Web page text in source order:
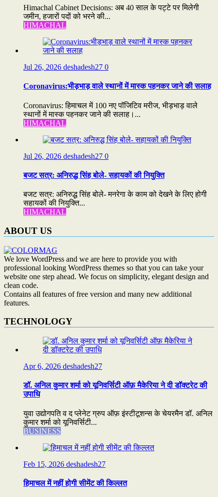
Himachal Cabinet Decisions: अब 40 साल के पट्टे पर मिलेगी
जमीन, हजारों पदों को भरने की...
HIMACHAL
Jul 26, 2026 deshadesh27 0
Coronavirus:भीड़भाड़ वाले स्थानों में मास्क पहनकर जाने की सलाह
Coronavirus: हिमाचल में 100 नए पॉजिटिव मरीज, भीड़भाड़ वाले
स्थानों में मास्क पहनकर जाने की सलाह।...
HIMACHAL
Jul 26, 2026 deshadesh27 0
बजट सत्र: अनिरुद्ध सिंह बोले- सहायकों की नियुक्ति
बजट सत्र: अनिरुद्ध सिंह बोले- मनरेगा के काम को देखने के लिए होगी
सहायकों की नियुक्ति...
HIMACHAL
ABOUT US
We love WordPress and we are here to provide you with
professional looking WordPress themes so that you can take your
website one step ahead. We focus on simplicity, elegant design and
clean code.
Contains all features of free version and many new additional
features.
TECHNOLOGY
Apr 6, 2026 deshadesh27
डॉ. अनिल कुमार शर्मा को यूनिवर्सिटी ऑफ़ मैकेरिया ने दी डॉक्टरेट की
उपाधि
युवा उद्योगपति व द प्लेनेट ग्रुप ऑफ़ इंस्टीटूशन्स के चेयरमैन डॉ. अनिल
कुमार शर्मा को यूनिवर्सिटी...
BUSINESS
Feb 15, 2026 deshadesh27
हिमाचल में नहीं होगी सीमेंट की किल्लत